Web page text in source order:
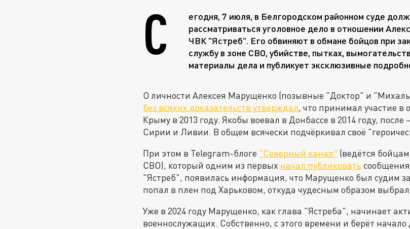
С
егодня, 7 июля, в Белгородском районном суде
рассматриваться уголовное дело в отношении
ЧВК "Ястреб". Его обвиняют в обмане бойцов при
службу в зоне СВО, убийстве, пытках,
материалы дела и публикует эксклюзивные
О личности Алексея Марущенко (позывные "Доктор" и
без всяких доказательств утверждал, что принимал участие в
Крыму в 2013 году. Якобы воевал в Донбассе в 2014 году, после
Сирии и Ливии. В общем всячески подчёркивал своё
При этом в Telegram-блоге "Северный канал" (ведётся
СВО), который одним из первых начал публиковать
"Ястреб", появилась информация, что Марущенко был судим
попал в плен под Харьковом, откуда чудесным образом
Уже в 2024 году Марущенко, как глава "Ястреба", начинает
военнослужащих. Собственно, с этого времени и берёт начало